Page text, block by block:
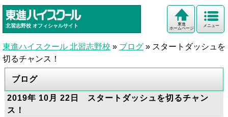
北習志野校 オフィシャルサイト メニュー
東進
ホームページ
東進ハイスクール 北習志野校 » ブログ » スタートダッシュを
切るチャンス！
ブログ
2019年 10月 22日 スタートダッシュを切るチャン
ス！